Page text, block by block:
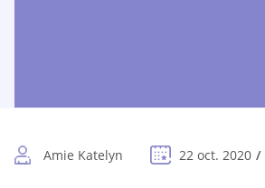
Amie Katelyn 22 oct. 2020